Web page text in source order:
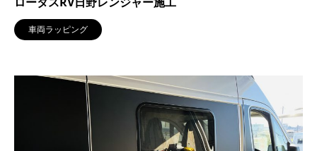
車両ラッピング